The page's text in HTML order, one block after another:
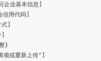
业基本信息]
用代码]
]
}
或重新上传"]